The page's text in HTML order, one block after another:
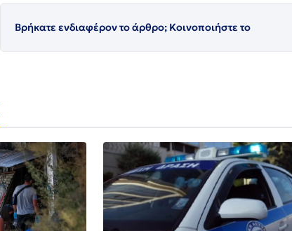
Βρήκατε ενδιαφέρον το άρθρο; Κοινοποιήστε το